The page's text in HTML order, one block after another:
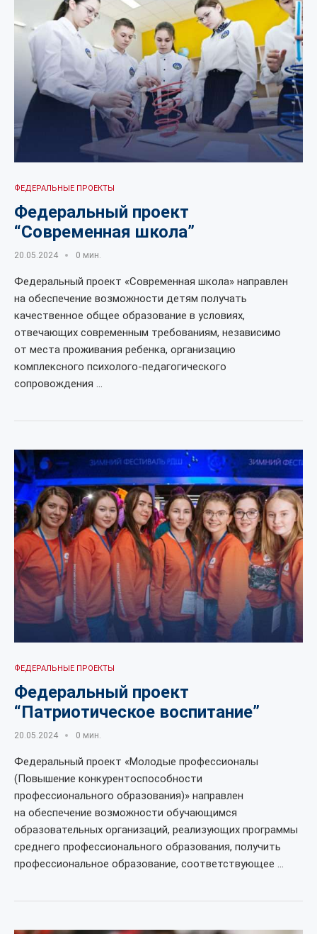
ФЕДЕРАЛЬНЫЕ ПРОЕКТЫ
Федеральный проект
“Современная школа”
20.05.2024 0 мин.
Федеральный проект «Современная школа» направлен
на обеспечение возможности детям получать
качественное общее образование в условиях,
отвечающих современным требованиям, независимо
от места проживания ребенка, организацию
комплексного психолого-педагогического
сопровождения …
ФЕДЕРАЛЬНЫЕ ПРОЕКТЫ
Федеральный проект
“Патриотическое воспитание”
20.05.2024 0 мин.
Федеральный проект «Молодые профессионалы
(Повышение конкурентоспособности
профессионального образования)» направлен
на обеспечение возможности обучающимся
образовательных организаций, реализующих программы
среднего профессионального образования, получить
профессиональное образование, соответствующее …